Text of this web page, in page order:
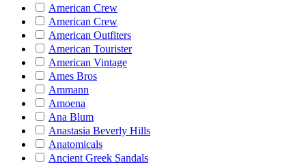
American Crew
American Crew
American Outfiters
American Tourister
American Vintage
Ames Bros
Ammann
Amoena
Ana Blum
Anastasia Beverly Hills
Anatomicals
Ancient Greek Sandals